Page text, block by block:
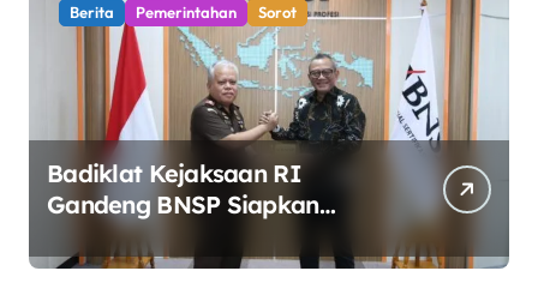
Berita Pemerintahan Sorot
Badiklat Kejaksaan RI
Gandeng BNSP Siapkan
Sertifikasi Profesi Jaksa